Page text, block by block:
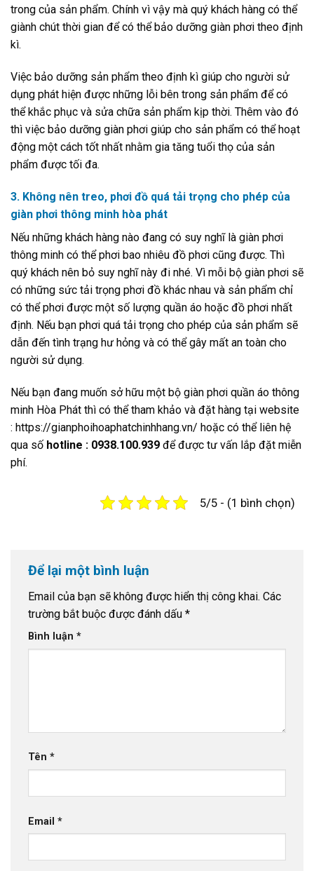
trong của sản phẩm. Chính vì vậy mà quý khách hàng có thể
giành chút thời gian để có thể bảo dưỡng giàn phơi theo định
kì.
Việc bảo dưỡng sản phẩm theo định kì giúp cho người sử
dụng phát hiện được những lỗi bên trong sản phẩm để có
thể khắc phục và sửa chữa sản phẩm kịp thời. Thêm vào đó
thì việc bảo dưỡng giàn phơi giúp cho sản phẩm có thể hoạt
động một cách tốt nhất nhằm gia tăng tuổi thọ của sản
phẩm được tối đa.
3. Không nên treo, phơi đồ quá tải trọng cho phép của
giàn phơi thông minh hòa phát
Nếu những khách hàng nào đang có suy nghĩ là giàn phơi
thông minh có thể phơi bao nhiêu đồ phơi cũng được. Thì
quý khách nên bỏ suy nghĩ này đi nhé. Vì mỗi bộ giàn phơi sẽ
có những sức tải trọng phơi đồ khác nhau và sản phẩm chỉ
có thể phơi được một số lượng quần áo hoặc đồ phơi nhất
định. Nếu bạn phơi quá tải trọng cho phép của sản phẩm sẽ
dẫn đến tình trạng hư hỏng và có thể gây mất an toàn cho
người sử dụng.
Nếu bạn đang muốn sở hữu một bộ giàn phơi quần áo thông
minh Hòa Phát thì có thể tham khảo và đặt hàng tại website
: https://gianphoihoaphatchinhhang.vn/ hoặc có thể liên hệ
qua số hotline : 0938.100.939 để được tư vấn lắp đặt miễn
phí.
5/5 - (1 bình chọn)
Để lại một bình luận
Email của bạn sẽ không được hiển thị công khai. Các
trường bắt buộc được đánh dấu *
Bình luận *
Tên *
Email *